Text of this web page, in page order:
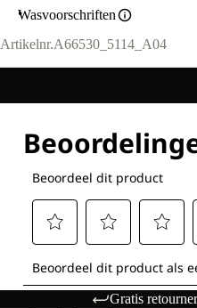
Wasvoorschriften
Artikelnr.A66530_5114_A04
Gratis